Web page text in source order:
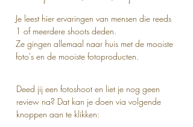
Je leest hier ervaringen van mensen die reeds
1 of meerdere shoots deden.
Ze gingen allemaal naar huis met de mooiste
foto's en de mooiste fotoproducten.
Deed jij een fotoshoot en liet je nog geen
review na? Dat kan je doen via volgende
knoppen aan te klikken: